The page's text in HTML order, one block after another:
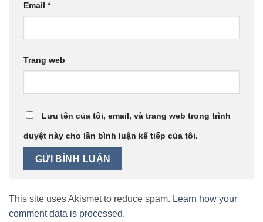
Email *
Trang web
Lưu tên của tôi, email, và trang web trong trình
duyệt này cho lần bình luận kế tiếp của tôi.
This site uses Akismet to reduce spam. Learn how your
comment data is processed.